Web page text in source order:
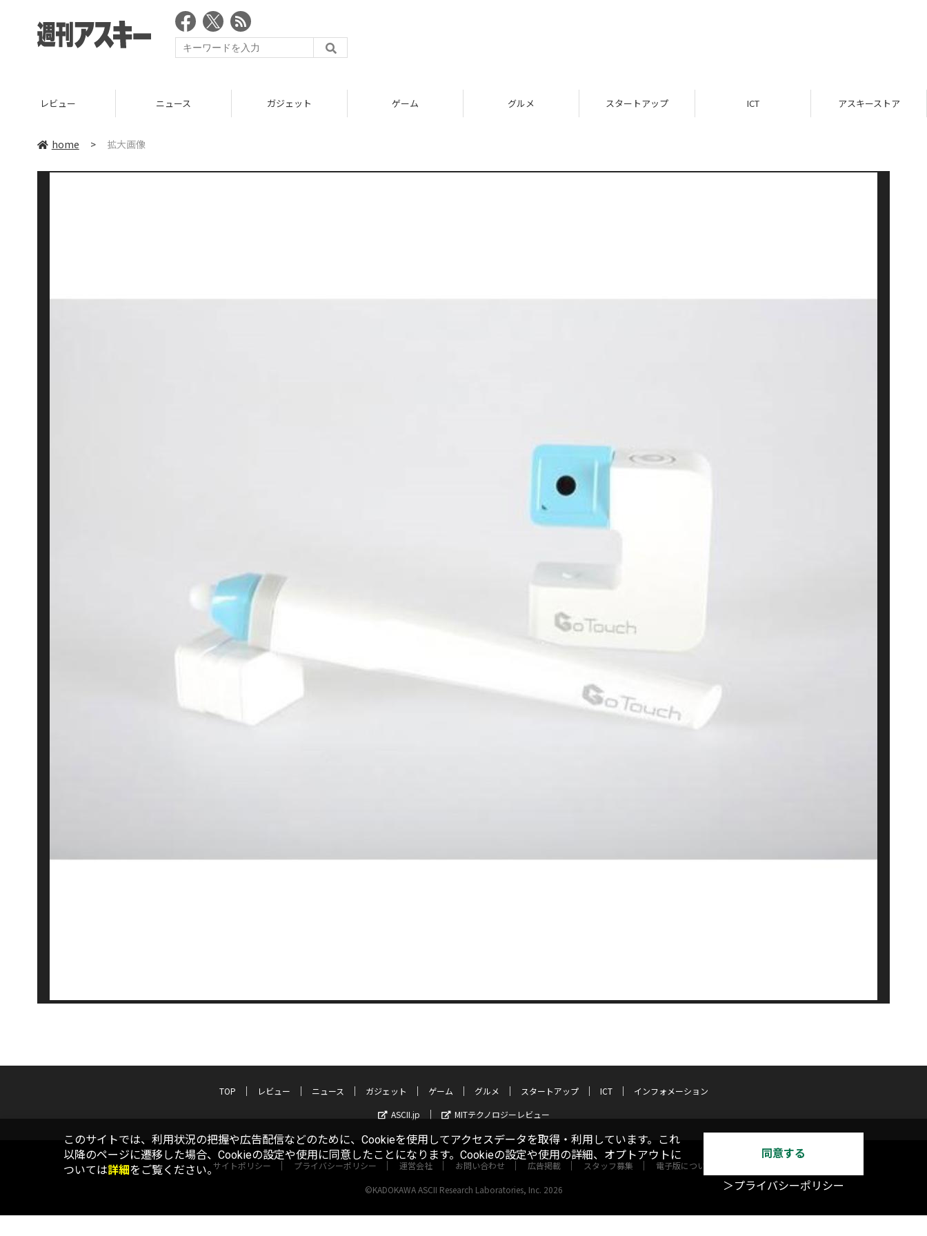
レビュー ニュース ガジェット ゲーム グルメ スタートアップ ICT アスキーストア
home > 拡大画像
TOP レビュー ニュース ガジェット ゲーム グルメ スタートアップ ICT
インフォメーション
ASCII.jp
MITテクノロジーレビュー
サイトポリシー プライバシーポリシー 運営会社 お問い合わせ 広告掲載 スタッフ募集 電子版について
©KADOKAWA ASCII Research Laboratories, Inc. 2026
このサイトでは、利用状況の把握や広告配信などのために、Cookieを使用してアクセスデータを取得・利用しています。これ
以降のページに遷移した場合、Cookieの設定や使用に同意したことになります。Cookieの設定や使用の詳細、オプトアウトに
ついては詳細をご覧ください。
同意する
＞プライバシーポリシー